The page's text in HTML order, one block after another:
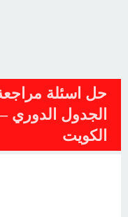
الجدول الدوري
الكويت